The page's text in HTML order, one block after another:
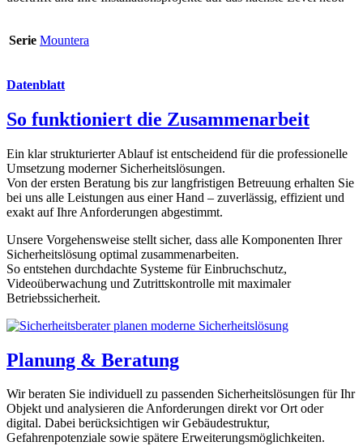
Serie Mountera
Datenblatt
So funktioniert die Zusammenarbeit
Ein klar strukturierter Ablauf ist entscheidend für die professionelle
Umsetzung moderner Sicherheitslösungen.
Von der ersten Beratung bis zur langfristigen Betreuung erhalten Sie
bei uns alle Leistungen aus einer Hand – zuverlässig, effizient und
exakt auf Ihre Anforderungen abgestimmt.
Unsere Vorgehensweise stellt sicher, dass alle Komponenten Ihrer
Sicherheitslösung optimal zusammenarbeiten.
So entstehen durchdachte Systeme für Einbruchschutz,
Videoüberwachung und Zutrittskontrolle mit maximaler
Betriebssicherheit.
Planung & Beratung
Wir beraten Sie individuell zu passenden Sicherheitslösungen für Ihr
Objekt und analysieren die Anforderungen direkt vor Ort oder
digital. Dabei berücksichtigen wir Gebäudestruktur,
Gefahrenpotenziale sowie spätere Erweiterungsmöglichkeiten.